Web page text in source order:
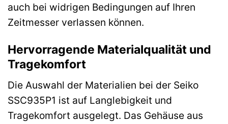
auch bei widrigen Bedingungen auf Ihren
Zeitmesser verlassen können.
Hervorragende Materialqualität und
Tragekomfort
Die Auswahl der Materialien bei der Seiko
SSC935P1 ist auf Langlebigkeit und
Tragekomfort ausgelegt. Das Gehäuse aus